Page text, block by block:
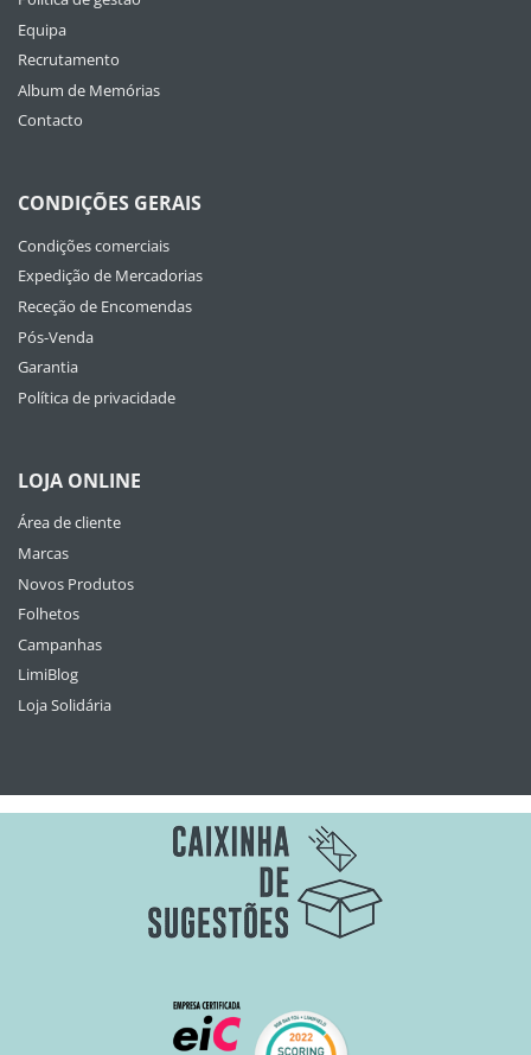
Equipa
Recrutamento
Album de Memórias
Contacto
CONDIÇÕES GERAIS
Condições comerciais
Expedição de Mercadorias
Receção de Encomendas
Pós-Venda
Garantia
Política de privacidade
LOJA ONLINE
Área de cliente
Marcas
Novos Produtos
Folhetos
Campanhas
LimiBlog
Loja Solidária